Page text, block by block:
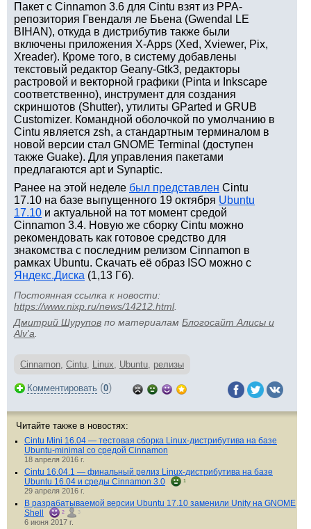
Пакет с Cinnamon 3.6 для Cintu взят из PPA-
репозитория Гвендаля ле Бьена (Gwendal LE
BIHAN), откуда в дистрибутив также были
включены приложения X-Apps (Xed, Xviewer, Pix,
Xreader). Кроме того, в систему добавлены
текстовый редактор Geany-Gtk3, редакторы
растровой и векторной графики (Pinta и Inkscape
соответственно), инструмент для создания
скриншотов (Shutter), утилиты GParted и GRUB
Customizer. Командной оболочкой по умолчанию в
Cintu является zsh, а стандартным терминалом в
новой версии стал GNOME Terminal (доступен
также Guake). Для управления пакетами
предлагаются apt и Synaptic.
Ранее на этой неделе был представлен Cintu
17.10 на базе выпущенного 19 октября Ubuntu
17.10 и актуальной на тот момент средой
Cinnamon 3.4. Новую же сборку Cintu можно
рекомендовать как готовое средство для
знакомства с последним релизом Cinnamon в
рамках Ubuntu. Скачать её образ ISO можно с
Яндекс.Диска (1,13 Гб).
Постоянная ссылка к новости:
https://www.nixp.ru/news/14212.html.
Дмитрий Шурупов по материалам Блогосайт Алисы и
Alv'а
Cinnamon, Cintu, Linux, Ubuntu, релизы
Комментировать (0)
Читайте также в новостях:
Cintu Mini 16.04 — тестовая сборка Linux-дистрибутива на базе
Ubuntu-minimal со средой Cinnamon
18 апреля 2016 г.
Cintu 16.04.1 — финальный релиз Linux-дистрибутива на базе
Ubuntu 16.04 и среды Cinnamon 3.0
1
29 апреля 2016 г.
В разрабатываемой версии Ubuntu 17.10 заменили Unity на GNOME
Shell
2 3
6 июня 2017 г.